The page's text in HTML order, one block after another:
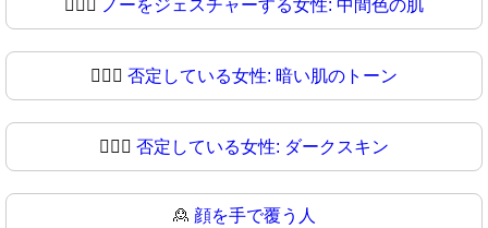
🙍🏾‍♀ ノーをジェスチャーする女性: 中間色の肌
🙍🏿‍♀️ 否定している女性: 暗い肌のトーン
🙍🏿‍♀ 否定している女性: ダークスキン
🙎 顔を手で覆う人